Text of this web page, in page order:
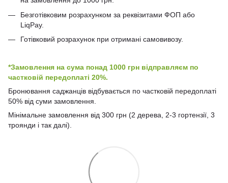
Безготівковим розрахунком за реквізитами ФОП або
LiqPay.
Готівковий розрахунок при отримані самовивозу.
*Замовлення на сума понад 1000 грн відправляєм по
частковій передоплаті 20%.
Бронювання саджанців відбувається по частковій передоплаті
50% від суми замовлення.
Мінімальне замовлення від 300 грн (2 дерева, 2-3 гортензії, 3
троянди і так далі).